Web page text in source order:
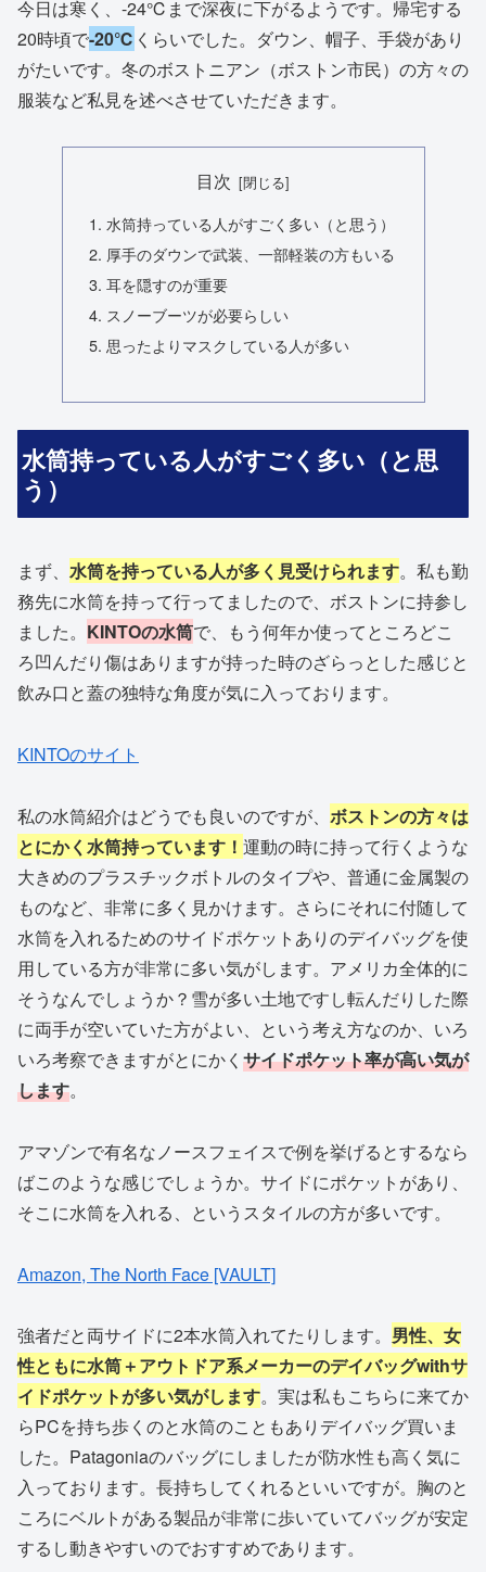
今日は寒く、-24℃まで深夜に下がるようです。帰宅する
20時頃で-20℃ くらいでした。ダウン、帽子、手袋があり
がたいです。冬のボストニアン（ボストン市民）の方々の
服装など私見を述べさせていただきます。
目次
水筒持っている人がすごく多い（と思う）
厚手のダウンで武装、一部軽装の方もいる
耳を隠すのが重要
スノーブーツが必要らしい
思ったよりマスクしている人が多い
水筒持っている人がすごく多い（と思
う）
まず、 水筒を持っている人が多く見受けられます。私も勤
務先に水筒を持って行ってましたので、ボストンに持参し
ました。 KINTOの水筒で、もう何年か使ってところどこ
ろ凹んだり傷はありますが持った時のざらっとした感じと
飲み口と蓋の独特な角度が気に入っております。
KINTOのサイト
私の水筒紹介はどうでも良いのですが、 ボストンの方々は
とにかく水筒持っています！ 運動の時に持って行くような
大きめのプラスチックボトルのタイプや、普通に金属製の
ものなど、非常に多く見かけます。さらにそれに付随して
水筒を入れるためのサイドポケットありのデイバッグを使
用している方が非常に多い気がします。アメリカ全体的に
そうなんでしょうか？雪が多い土地ですし転んだりした際
に両手が空いていた方がよい、という考え方なのか、いろ
いろ考察できますがとにかく サイドポケット率が高い気が
します。
アマゾンで有名なノースフェイスで例を挙げるとするなら
ばこのような感じでしょうか。サイドにポケットがあり、
そこに水筒を入れる、というスタイルの方が多いです。
Amazon, The North Face [VAULT]
強者だと両サイドに2本水筒入れてたりします。 男性、女
性ともに水筒＋アウトドア系メーカーのデイバッグwithサ
イドポケットが多い気がします。実は私もこちらに来てか
らPCを持ち歩くのと水筒のこともありデイバッグ買いま
した。Patagoniaのバッグにしましたが防水性も高く気に
入っております。長持ちしてくれるといいですが。胸のと
ころにベルトがある製品が非常に歩いていてバッグが安定
するし動きやすいのでおすすめであります。